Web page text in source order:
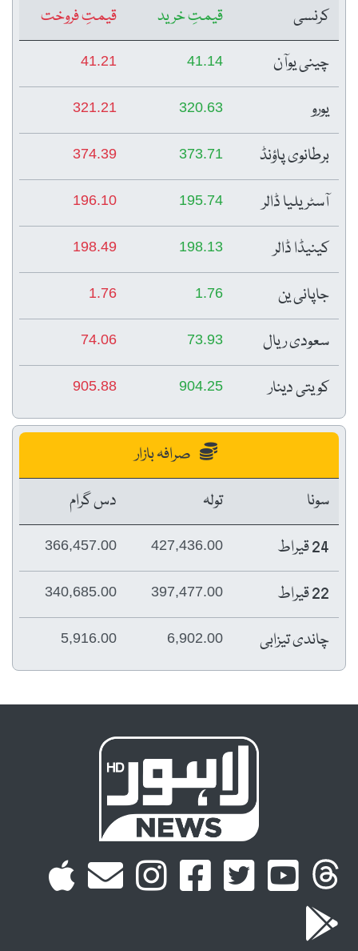
کرنسی
قیمتِ خرید
قیمتِ فروخت
چینی یوآن
41.14
41.21
یورو 320.63
321.21
برطانوی پاؤنڈ 373.71
374.39
آسٹریلیا ڈالر 195.74
196.10
کینیڈا ڈالر 198.13
198.49
جاپانی ین 1.76
1.76
سعودی ریال 73.93
74.06
کویتی دینار 904.25
905.88
صرافہ بازار
سونا
تولہ
دس گرام
24 قیراط
427,436.00
366,457.00
22 قیراط 397,477.00
340,685.00
چاندی تیزابی 6,902.00
5,916.00